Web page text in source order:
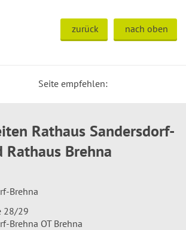
zurück nach oben
Seite empfehlen:
Rathaus Sandersdorf-
Rathaus Brehna
Brehna
28/29
Brehna OT Brehna